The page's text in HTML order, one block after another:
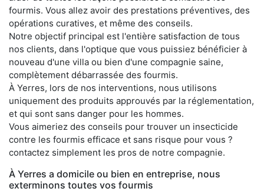
fourmis. Vous allez avoir des prestations préventives, des
opérations curatives, et même des conseils.
Notre objectif principal est l'entière satisfaction de tous
nos clients, dans l'optique que vous puissiez bénéficier à
nouveau d'une villa ou bien d'une compagnie saine,
complètement débarrassée des fourmis.
À Yerres, lors de nos interventions, nous utilisons
uniquement des produits approuvés par la réglementation,
et qui sont sans danger pour les hommes.
Vous aimeriez des conseils pour trouver un insecticide
contre les fourmis efficace et sans risque pour vous ?
contactez simplement les pros de notre compagnie.
À Yerres a domicile ou bien en entreprise, nous
exterminons toutes vos fourmis